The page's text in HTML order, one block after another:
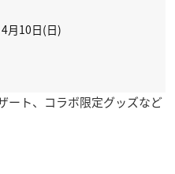
月10日(日)
ート、コラボ限定グッズなど